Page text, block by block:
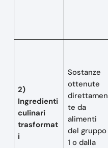
2)
Ingredienti
culinari
trasformat
i
Sostanze
ottenute
direttamen
te da
alimenti
del gruppo
1 o dalla